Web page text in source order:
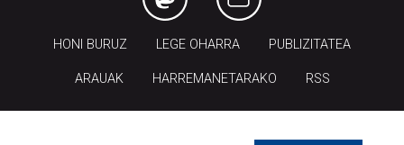
HONI BURUZ LEGE OHARRA PUBLIZITATEA
ARAUAK HARREMANETARAKO RSS